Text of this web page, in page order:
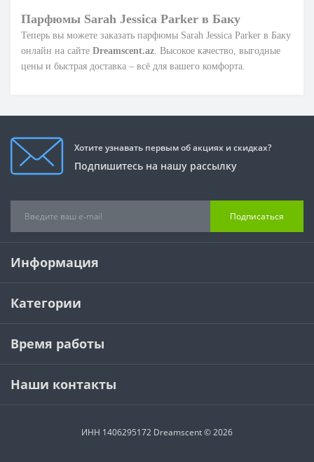
Парфюмы Sarah Jessica Parker в Баку
Теперь вы можете заказать парфюмы Sarah Jessica Parker в Баку
онлайн на сайте Dreamscent.az. Высокое качество, выгодные
цены и быстрая доставка – всё для вашего комфорта.
Хотите узнавать первым об акциях и скидках?
Подпишитесь на нашу рассылку
Подписаться
Информация
Категории
Время работы
Наши контакты
ИНН 1406295172 Dreamscent © 2026